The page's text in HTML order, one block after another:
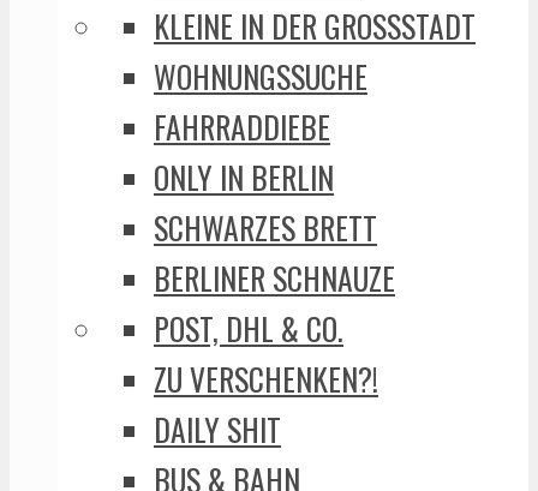
KLEINE IN DER GROSSSTADT
WOHNUNGSSUCHE
FAHRRADDIEBE
ONLY IN BERLIN
SCHWARZES BRETT
BERLINER SCHNAUZE
POST, DHL & CO.
ZU VERSCHENKEN?!
DAILY SHIT
BUS & BAHN